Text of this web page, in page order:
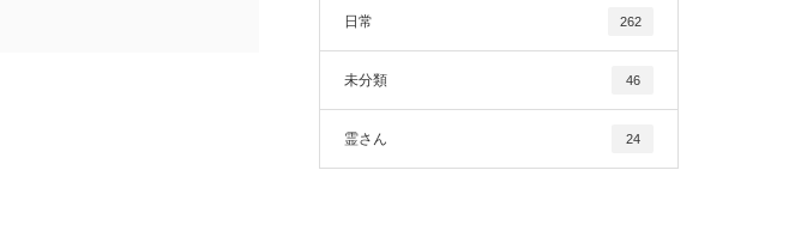
日常 262
未分類 46
霊さん 24